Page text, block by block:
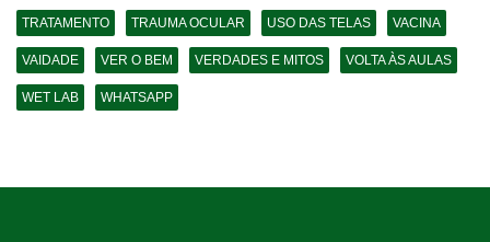
TRATAMENTO TRAUMA OCULAR USO DAS TELAS VACINA
VAIDADE VER O BEM VERDADES E MITOS VOLTA ÀS AULAS
WET LAB WHATSAPP